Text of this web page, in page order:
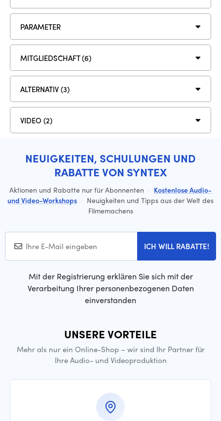
PARAMETER
MITGLIEDSCHAFT (6)
ALTERNATIV (3)
VIDEO (2)
NEUIGKEITEN, SCHULUNGEN UND
RABATTE VON SYNTEX
Aktionen und Rabatte nur für Abonnenten · Kostenlose Audio-
und Video-Workshops · Neuigkeiten und Tipps aus der Welt des
Filmemachens
ICH WILL RABATTE!
Mit der Registrierung erklären Sie sich mit der
Verarbeitung Ihrer personenbezogenen Daten
einverstanden
UNSERE VORTEILE
Mehr als nur ein Online-Shop – wir sind Ihr Partner für
Ihre Audio- und Videoproduktion